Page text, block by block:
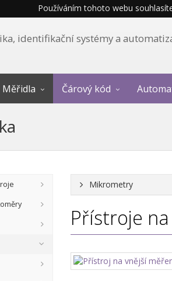
Používáním tohoto webu
identifikační systémy a
Měřidla Čárový kód
Mikrometry
Přístroje